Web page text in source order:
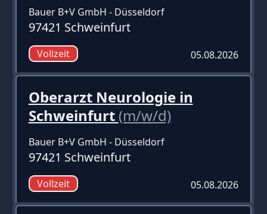
Bauer B+V GmbH - Düsseldorf
97421 Schweinfurt
Vollzeit 05.08.2026
Oberarzt Neurologie in
Schweinfurt (m/w/d)
Bauer B+V GmbH - Düsseldorf
97421 Schweinfurt
Vollzeit 05.08.2026